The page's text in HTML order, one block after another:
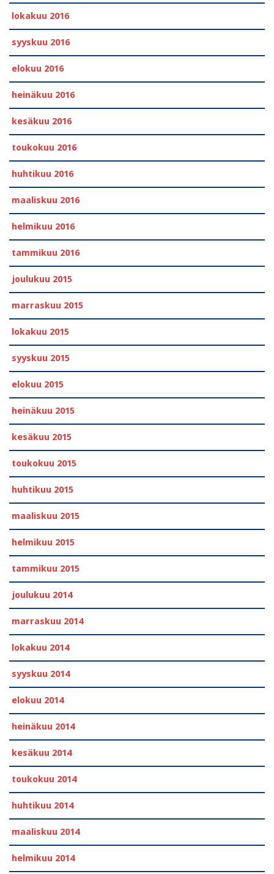
lokakuu 2016
syyskuu 2016
elokuu 2016
heinäkuu 2016
kesäkuu 2016
toukokuu 2016
huhtikuu 2016
maaliskuu 2016
helmikuu 2016
tammikuu 2016
joulukuu 2015
marraskuu 2015
lokakuu 2015
syyskuu 2015
elokuu 2015
heinäkuu 2015
kesäkuu 2015
toukokuu 2015
huhtikuu 2015
maaliskuu 2015
helmikuu 2015
tammikuu 2015
joulukuu 2014
marraskuu 2014
lokakuu 2014
syyskuu 2014
elokuu 2014
heinäkuu 2014
kesäkuu 2014
toukokuu 2014
huhtikuu 2014
maaliskuu 2014
helmikuu 2014